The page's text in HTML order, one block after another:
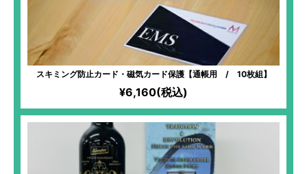
スキミング防止カード・磁気カード保護【通帳用 / 10枚組】
¥6,160(税込)